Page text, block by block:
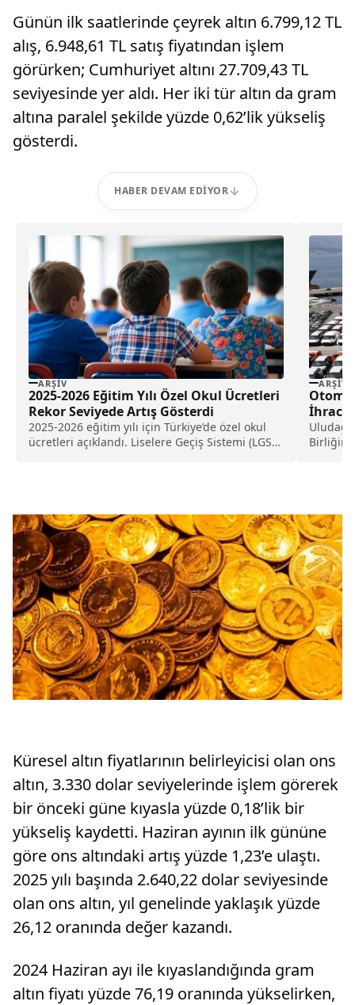
Günün ilk saatlerinde çeyrek altın 6.799,12 TL
alış, 6.948,61 TL satış fiyatından işlem
görürken; Cumhuriyet altını 27.709,43 TL
seviyesinde yer aldı. Her iki tür altın da gram
altına paralel şekilde yüzde 0,62’lik yükseliş
gösterdi.
HABER DEVAM EDIYOR
ARŞIV
2025-2026 Eğitim Yılı Özel Okul Ücretleri
Rekor Seviyede Artış Gösterdi
2025-2026 eğitim yılı için Türkiye’de özel okul
ücretleri açıklandı. Liselere Geçiş Sistemi (LGS)
ARŞIV
İhracat
Uludağ
Küresel altın fiyatlarının belirleyicisi olan ons
altın, 3.330 dolar seviyelerinde işlem görerek
bir önceki güne kıyasla yüzde 0,18’lik bir
yükseliş kaydetti. Haziran ayının ilk gününe
göre ons altındaki artış yüzde 1,23’e ulaştı.
2025 yılı başında 2.640,22 dolar seviyesinde
olan ons altın, yıl genelinde yaklaşık yüzde
26,12 oranında değer kazandı.
2024 Haziran ayı ile kıyaslandığında gram
altın fiyatı yüzde 76,19 oranında yükselirken,